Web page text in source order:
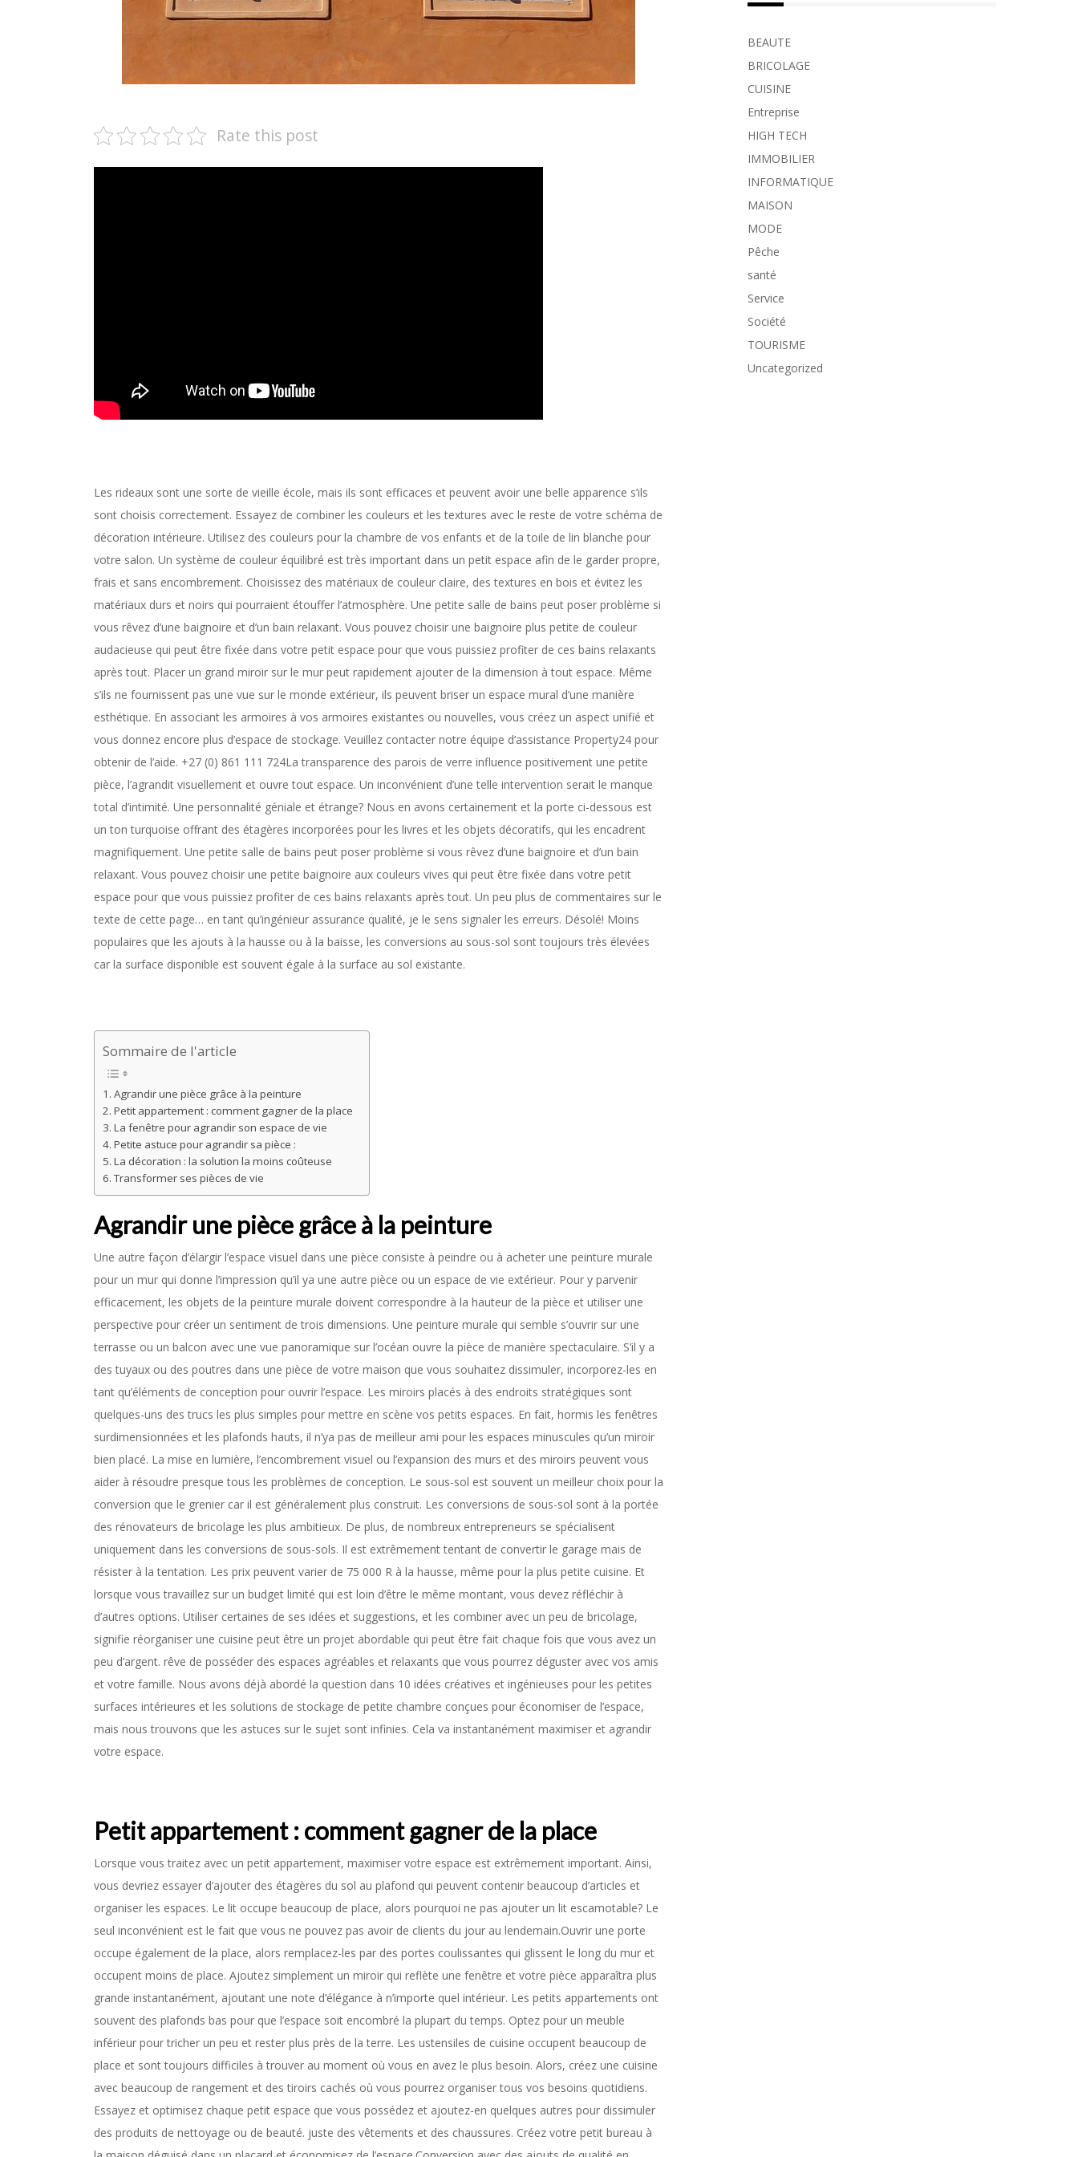
Rate this post
Les rideaux sont une sorte de vieille école, mais ils sont efficaces et peuvent avoir une belle apparence s’ils
sont choisis correctement. Essayez de combiner les couleurs et les textures avec le reste de votre schéma de
décoration intérieure. Utilisez des couleurs pour la chambre de vos enfants et de la toile de lin blanche pour
votre salon. Un système de couleur équilibré est très important dans un petit espace afin de le garder propre,
frais et sans encombrement. Choisissez des matériaux de couleur claire, des textures en bois et évitez les
matériaux durs et noirs qui pourraient étouffer l’atmosphère. Une petite salle de bains peut poser problème si
vous rêvez d’une baignoire et d’un bain relaxant. Vous pouvez choisir une baignoire plus petite de couleur
audacieuse qui peut être fixée dans votre petit espace pour que vous puissiez profiter de ces bains relaxants
après tout. Placer un grand miroir sur le mur peut rapidement ajouter de la dimension à tout espace. Même
s’ils ne fournissent pas une vue sur le monde extérieur, ils peuvent briser un espace mural d’une manière
esthétique. En associant les armoires à vos armoires existantes ou nouvelles, vous créez un aspect unifié et
vous donnez encore plus d’espace de stockage. Veuillez contacter notre équipe d’assistance Property24 pour
obtenir de l’aide. +27 (0) 861 111 724La transparence des parois de verre influence positivement une petite
pièce, l’agrandit visuellement et ouvre tout espace. Un inconvénient d’une telle intervention serait le manque
total d’intimité. Une personnalité géniale et étrange? Nous en avons certainement et la porte ci-dessous est
un ton turquoise offrant des étagères incorporées pour les livres et les objets décoratifs, qui les encadrent
magnifiquement. Une petite salle de bains peut poser problème si vous rêvez d’une baignoire et d’un bain
relaxant. Vous pouvez choisir une petite baignoire aux couleurs vives qui peut être fixée dans votre petit
espace pour que vous puissiez profiter de ces bains relaxants après tout. Un peu plus de commentaires sur le
texte de cette page… en tant qu’ingénieur assurance qualité, je le sens signaler les erreurs. Désolé! Moins
populaires que les ajouts à la hausse ou à la baisse, les conversions au sous-sol sont toujours très élevées
car la surface disponible est souvent égale à la surface au sol existante.
Sommaire de l'article
Agrandir une pièce grâce à la peinture
Petit appartement : comment gagner de la place
La fenêtre pour agrandir son espace de vie
Petite astuce pour agrandir sa pièce :
La décoration : la solution la moins coûteuse
Transformer ses pièces de vie
Agrandir une pièce grâce à la peinture
Une autre façon d’élargir l’espace visuel dans une pièce consiste à peindre ou à acheter une peinture murale
pour un mur qui donne l’impression qu’il ya une autre pièce ou un espace de vie extérieur. Pour y parvenir
efficacement, les objets de la peinture murale doivent correspondre à la hauteur de la pièce et utiliser une
perspective pour créer un sentiment de trois dimensions. Une peinture murale qui semble s’ouvrir sur une
terrasse ou un balcon avec une vue panoramique sur l’océan ouvre la pièce de manière spectaculaire. S’il y a
des tuyaux ou des poutres dans une pièce de votre maison que vous souhaitez dissimuler, incorporez-les en
tant qu’éléments de conception pour ouvrir l’espace. Les miroirs placés à des endroits stratégiques sont
quelques-uns des trucs les plus simples pour mettre en scène vos petits espaces. En fait, hormis les fenêtres
surdimensionnées et les plafonds hauts, il n’ya pas de meilleur ami pour les espaces minuscules qu’un miroir
bien placé. La mise en lumière, l’encombrement visuel ou l’expansion des murs et des miroirs peuvent vous
aider à résoudre presque tous les problèmes de conception. Le sous-sol est souvent un meilleur choix pour la
conversion que le grenier car il est généralement plus construit. Les conversions de sous-sol sont à la portée
des rénovateurs de bricolage les plus ambitieux. De plus, de nombreux entrepreneurs se spécialisent
uniquement dans les conversions de sous-sols. Il est extrêmement tentant de convertir le garage mais de
résister à la tentation. Les prix peuvent varier de 75 000 R à la hausse, même pour la plus petite cuisine. Et
lorsque vous travaillez sur un budget limité qui est loin d’être le même montant, vous devez réfléchir à
d’autres options. Utiliser certaines de ses idées et suggestions, et les combiner avec un peu de bricolage,
signifie réorganiser une cuisine peut être un projet abordable qui peut être fait chaque fois que vous avez un
peu d’argent. rêve de posséder des espaces agréables et relaxants que vous pourrez déguster avec vos amis
et votre famille. Nous avons déjà abordé la question dans 10 idées créatives et ingénieuses pour les petites
surfaces intérieures et les solutions de stockage de petite chambre conçues pour économiser de l’espace,
mais nous trouvons que les astuces sur le sujet sont infinies. Cela va instantanément maximiser et agrandir
votre espace.
Petit appartement : comment gagner de la place
Lorsque vous traitez avec un petit appartement, maximiser votre espace est extrêmement important. Ainsi,
vous devriez essayer d’ajouter des étagères du sol au plafond qui peuvent contenir beaucoup d’articles et
organiser les espaces. Le lit occupe beaucoup de place, alors pourquoi ne pas ajouter un lit escamotable? Le
seul inconvénient est le fait que vous ne pouvez pas avoir de clients du jour au lendemain.Ouvrir une porte
occupe également de la place, alors remplacez-les par des portes coulissantes qui glissent le long du mur et
occupent moins de place. Ajoutez simplement un miroir qui reflète une fenêtre et votre pièce apparaîtra plus
grande instantanément, ajoutant une note d’élégance à n’importe quel intérieur. Les petits appartements ont
souvent des plafonds bas pour que l’espace soit encombré la plupart du temps. Optez pour un meuble
inférieur pour tricher un peu et rester plus près de la terre. Les ustensiles de cuisine occupent beaucoup de
place et sont toujours difficiles à trouver au moment où vous en avez le plus besoin. Alors, créez une cuisine
avec beaucoup de rangement et des tiroirs cachés où vous pourrez organiser tous vos besoins quotidiens.
Essayez et optimisez chaque petit espace que vous possédez et ajoutez-en quelques autres pour dissimuler
des produits de nettoyage ou de beauté. juste des vêtements et des chaussures. Créez votre petit bureau à
BEAUTE
BRICOLAGE
CUISINE
Entreprise
HIGH TECH
IMMOBILIER
INFORMATIQUE
MAISON
MODE
Pêche
santé
Service
Société
TOURISME
Uncategorized